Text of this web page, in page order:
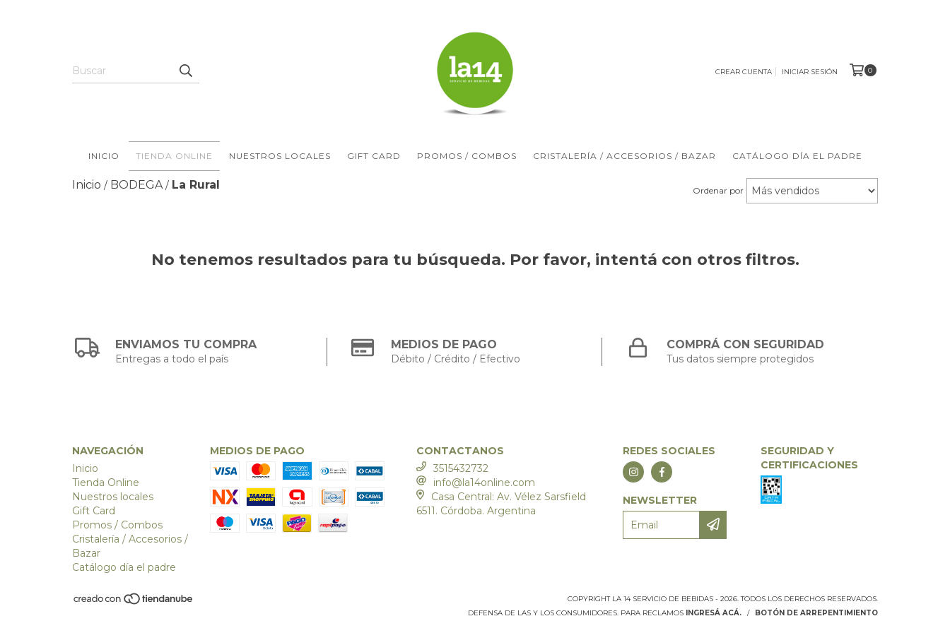
CREAR CUENTA INICIAR SESIÓN 0
INICIO TIENDA ONLINE NUESTROS LOCALES GIFT CARD PROMOS / COMBOS CRISTALERÍA / ACCESORIOS / BAZAR CATÁLOGO DÍA EL PADRE
Inicio / BODEGA / La Rural Ordenar por
No tenemos resultados para tu búsqueda. Por favor, intentá con otros filtros.
ENVIAMOS TU COMPRA
Entregas a todo el país
MEDIOS DE PAGO
Débito / Crédito / Efectivo
COMPRÁ CON SEGURIDAD
Tus datos siempre protegidos
NAVEGACIÓN
Inicio
Tienda Online
Nuestros locales
Gift Card
Promos / Combos
Cristalería / Accesorios /
Bazar
Catálogo día el padre
MEDIOS DE PAGO
CONTACTANOS
3515432732
info@la14online.com
Casa Central: Av. Vélez Sarsfield
6511. Córdoba. Argentina
REDES SOCIALES
NEWSLETTER
SEGURIDAD Y
CERTIFICACIONES
COPYRIGHT LA 14 SERVICIO DE BEBIDAS - 2026. TODOS LOS DERECHOS RESERVADOS.
DEFENSA DE LAS Y LOS CONSUMIDORES. PARA RECLAMOS INGRESÁ ACÁ. / BOTÓN DE ARREPENTIMIENTO